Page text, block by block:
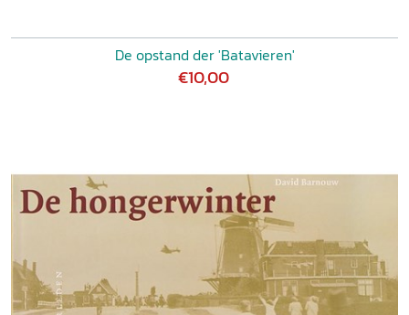
De opstand der 'Batavieren'
€10,00